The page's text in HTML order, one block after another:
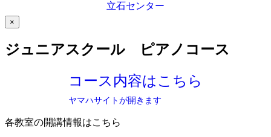
立石センター
×
ジュニアスクール ピアノコース
コース内容はこちら
ヤマハサイトが開きます
各教室の開講情報はこちら